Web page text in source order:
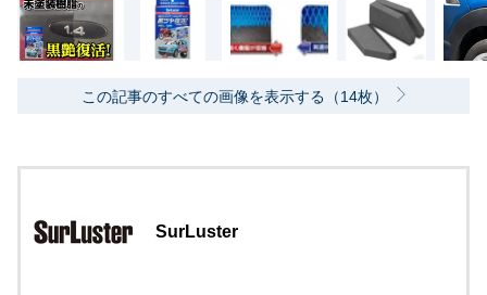
この記事のすべての画像を表示する（14枚）
SurLuster